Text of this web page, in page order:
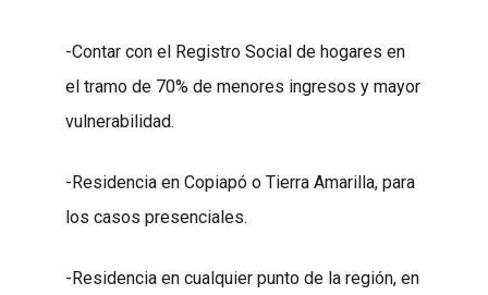
-Contar con el Registro Social de hogares en
el tramo de 70% de menores ingresos y mayor
vulnerabilidad.
-Residencia en Copiapó o Tierra Amarilla, para
los casos presenciales.
-Residencia en cualquier punto de la región, en